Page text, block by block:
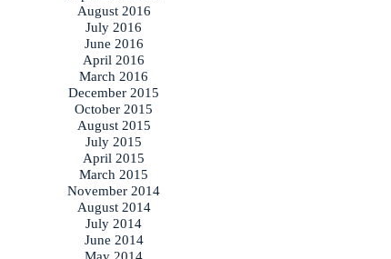
August 2016
July 2016
June 2016
April 2016
March 2016
December 2015
October 2015
August 2015
July 2015
April 2015
March 2015
November 2014
August 2014
July 2014
June 2014
May 2014